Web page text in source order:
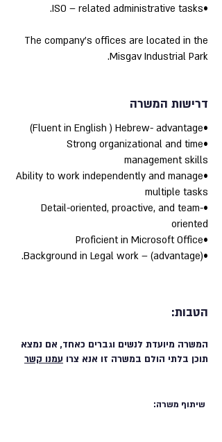
•ISO – related administrative tasks.
The company's offices are located in the
Misgav Industrial Park.
דרישות המשרה
•Fluent in English ) Hebrew- advantage)
•Strong organizational and time
management skills
•Ability to work independently and manage
multiple tasks
•Detail-oriented, proactive, and team-
oriented
•Proficient in Microsoft Office
•Background in Legal work – (advantage).
הטבות:
המשרה מיועדת לנשים וגברים כאחד, אם נמצא
תוכן בלתי הולם במשרה זו אנא צרו עמנו קשר
שיתוף משרה: